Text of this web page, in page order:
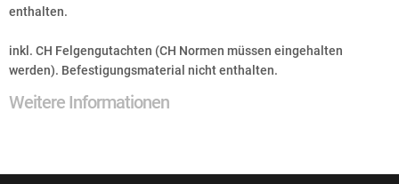
enthalten.
inkl. CH Felgengutachten (CH Normen müssen eingehalten
werden). Befestigungsmaterial nicht enthalten.
Weitere Informationen